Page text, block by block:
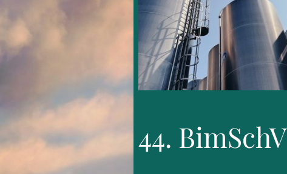
44. BimSchV